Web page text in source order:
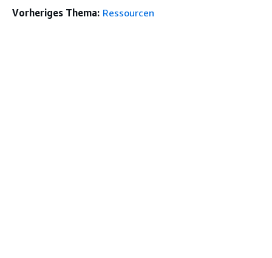
Vorheriges Thema: Ressourcen